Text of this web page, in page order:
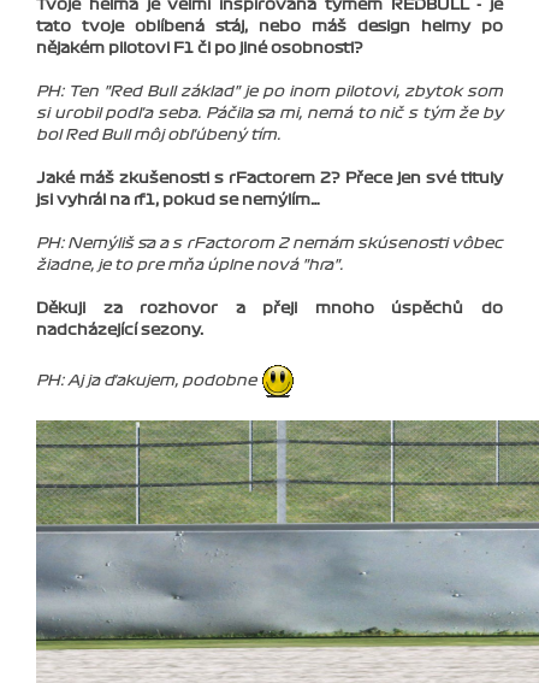
Tvoje helma je velmi inspirována týmem REDBULL - je
tato tvoje oblíbená stáj, nebo máš design helmy po
nějakém pilotovi F1 či po jiné osobnosti?
PH: Ten "Red Bull základ" je po inom pilotovi, zbytok som
si urobil podľa seba. Páčila sa mi, nemá to nič s tým že by
bol Red Bull môj obľúbený tím.
Jaké máš zkušenosti s rFactorem 2? Přece jen své tituly
jsi vyhrál na rf1, pokud se nemýlím…
PH: Nemýliš sa a s rFactorom 2 nemám skúsenosti vôbec
žiadne, je to pre mňa úplne nová "hra".
Děkuji za rozhovor a přeji mnoho úspěchů do
nadcházející sezony.
PH: Aj ja ďakujem, podobne